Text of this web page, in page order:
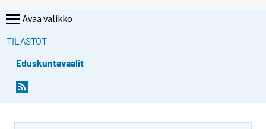
Avaa valikko
TILASTOT
Eduskuntavaalit